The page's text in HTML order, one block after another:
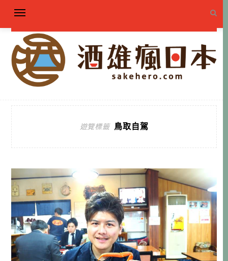
遊覽標籤 鳥取自駕